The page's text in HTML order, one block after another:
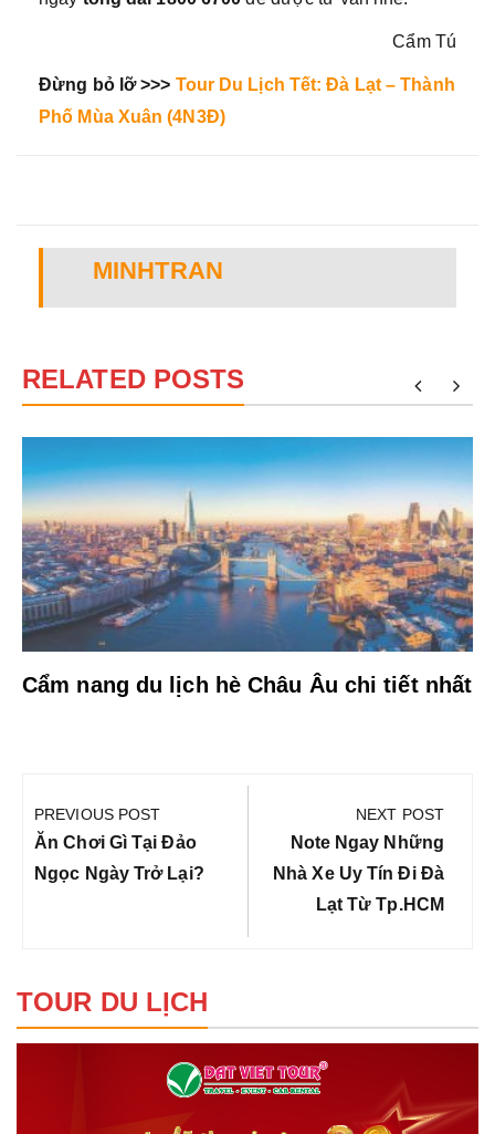
Cẩm Tú
Đừng bỏ lỡ >>> Tour Du Lịch Tết: Đà Lạt – Thành
Phố Mùa Xuân (4N3Đ)
MINHTRAN
RELATED POSTS
Cẩm nang du lịch hè Châu Âu chi tiết nhất
hướng
bài
viết
PREVIOUS POST
Previous
Post:
Ăn Chơi Gì Tại Đảo
Ngọc Ngày Trở Lại?
NEXT POST
Next
Post:
Note Ngay Những
Nhà Xe Uy Tín Đi Đà
Lạt Từ Tp.HCM
TOUR DU LỊCH